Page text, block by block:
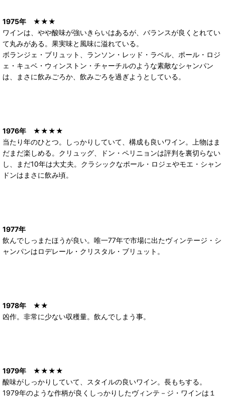
1975年 ★★★
ワインは、やや酸味が強いきらいはあるが、バランスが良くとれてい
て丸みがある。果実味と風味に溢れている。
ボランジェ・ブリュット、ランソン・レッド・ラベル、ポール・ロジ
ェ・キュベ・ウィンストン・チャーチルのような素敵なシャンパン
は、まさに飲みごろか、飲みごろを過ぎようとしている。
1976年 ★★★★
当たり年のひとつ。しっかりしていて、構成も良いワイン。上物はま
だまだ楽しめる。クリュッグ、ドン・ペリニョンは評判を裏切らない
し、まだ10年は大丈夫。クラシックなポール・ロジェやモエ・シャン
ドンはまさに飲み頃。
1977年
飲んでしっまたほうが良い。唯一77年で市場に出たヴィンテージ・シ
ャンパンはロデレール・クリスタル・ブリュット。
1978年 ★★
凶作。非常に少ない収穫量。飲んでしまう事。
1979年 ★★★★
酸味がしっかりしていて、スタイルの良いワイン。長もちする。
1979年のような作柄が良くしっかりしたヴィンテ－ジ・ワインは１